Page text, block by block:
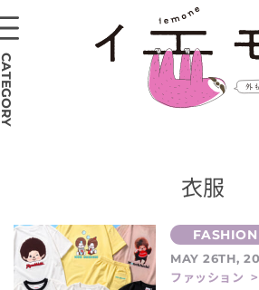
衣服
MAY 26TH,
ファッション